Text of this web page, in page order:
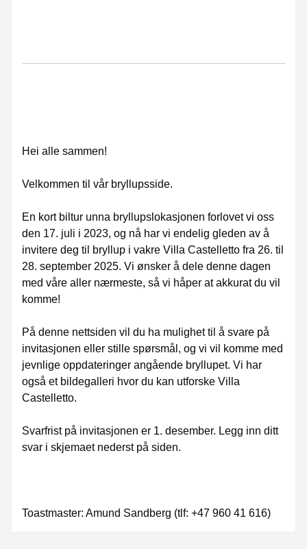
Hei alle sammen!
Velkommen til vår bryllupsside.
En kort biltur unna bryllupslokasjonen forlovet vi oss
den 17. juli i 2023, og nå har vi endelig gleden av å
invitere deg til bryllup i vakre Villa Castelletto fra 26. til
28. september 2025. Vi ønsker å dele denne dagen
med våre aller nærmeste, så vi håper at akkurat du vil
komme!
På denne nettsiden vil du ha mulighet til å svare på
invitasjonen eller stille spørsmål, og vi vil komme med
jevnlige oppdateringer angående bryllupet. Vi har
også et bildegalleri hvor du kan utforske Villa
Castelletto.
Svarfrist på invitasjonen er 1. desember. Legg inn ditt
svar i skjemaet nederst på siden.
Toastmaster: Amund Sandberg (tlf: +47 960 41 616)